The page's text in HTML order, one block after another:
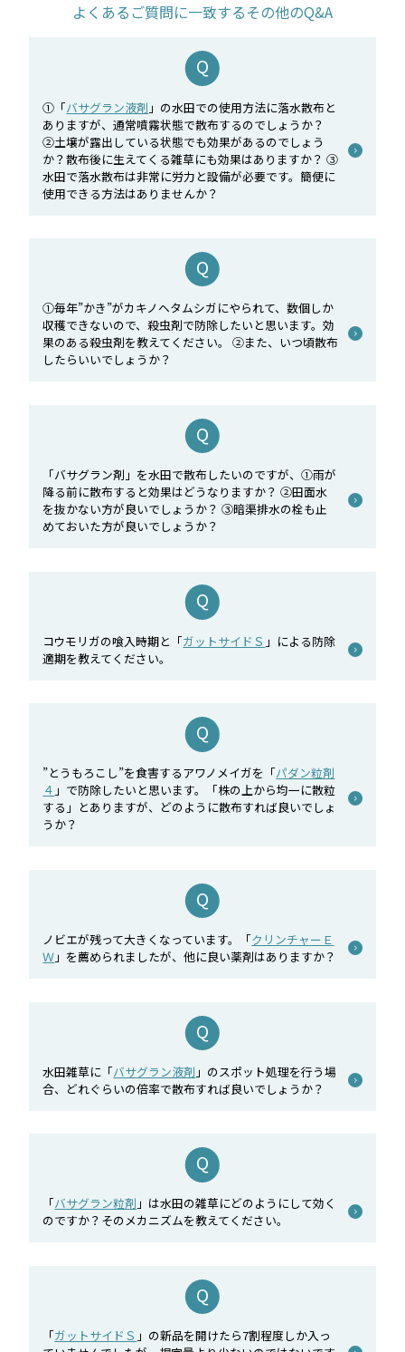
よくあるご質問に一致するその他のQ&A
①「バサグラン液剤 」の水田での使用方法に落水散布と
ありますが、通常噴霧状態で散布するのでしょうか？
②土壌が露出している状態でも効果があるのでしょう
か？散布後に生えてくる雑草にも効果はありますか？ ③
水田で落水散布は非常に労力と設備が必要です。簡便に
使用できる方法はありませんか？
①毎年”かき”がカキノヘタムシガにやられて、数個しか
収穫できないので、殺虫剤で防除したいと思います。効
果のある殺虫剤を教えてください。 ②また、いつ頃散布
したらいいでしょうか？
「バサグラン剤」を水田で散布したいのですが、①雨が
降る前に散布すると効果はどうなりますか？ ②田面水
を抜かない方が良いでしょうか？ ③暗渠排水の栓も止
めておいた方が良いでしょうか？
コウモリガの喰入時期と「ガットサイドＳ 」による防除
適期を教えてください。
”とうもろこし”を食害するアワノメイガを「パダン粒剤
４ 」で防除したいと思います。「株の上から均一に散粒
する」とありますが、どのように散布すれば良いでしょ
うか？
ノビエが残って大きくなっています。「クリンチャーＥ
Ｗ 」を薦められましたが、他に良い薬剤はありますか？
水田雑草に「バサグラン液剤 」のスポット処理を行う場
合、どれぐらいの倍率で散布すれば良いでしょうか？
「バサグラン粒剤 」は水田の雑草にどのようにして効く
のですか？そのメカニズムを教えてください。
「ガットサイドＳ 」の新品を開けたら7割程度しか入っ